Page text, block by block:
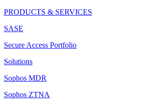
PRODUCTS & SERVICES
SASE
Secure Access Portfolio
Solutions
Sophos MDR
Sophos ZTNA